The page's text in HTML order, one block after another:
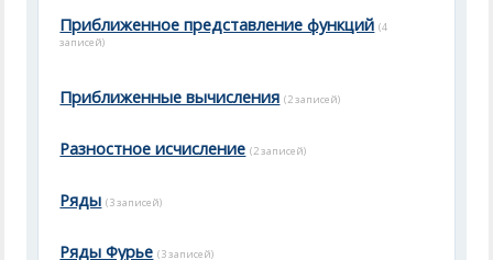
Приближенное представление функций (4
записей)
Приближенные вычисления (2 записей)
Разностное исчисление (2 записей)
Ряды (3 записей)
Ряды Фурье (3 записей)